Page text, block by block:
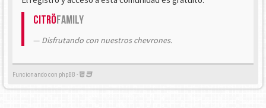
CitröFamily
Disfrutando con nuestros chevrones.
Funcionando con phpBB -